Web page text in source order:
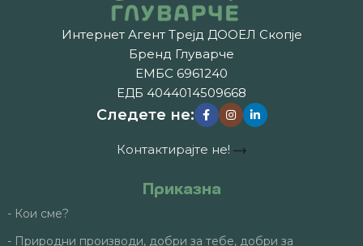
Интернет Агент Трејд ДООЕЛ Скопје
Бренд Глуварче
ЕМБС 6961240
ЕДБ 4044014509668
Следете не:
Контактирајте не!
Приказна
- Кои сме?
- Природни производи, добри за тебе, добри за